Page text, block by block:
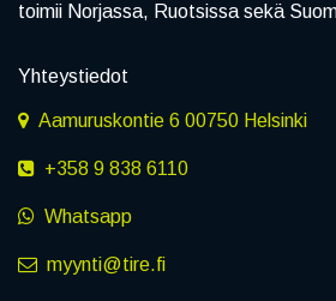
toimii Norjassa, Ruotsissa sekä
Yhteystiedot
Aamuruskontie 6 00750 Helsinki
+358 9 838 6110
Whatsapp
myynti@tire.fi